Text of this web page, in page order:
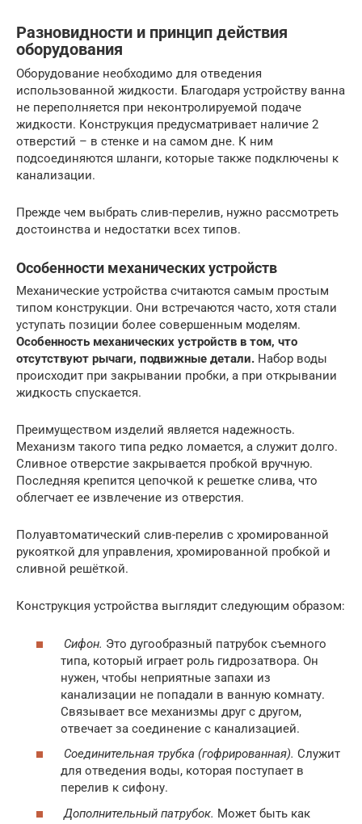
Разновидности и принцип действия
оборудования
Оборудование необходимо для отведения
использованной жидкости. Благодаря устройству ванна
не переполняется при неконтролируемой подаче
жидкости. Конструкция предусматривает наличие 2
отверстий – в стенке и на самом дне. К ним
подсоединяются шланги, которые также подключены к
канализации.
Прежде чем выбрать слив-перелив, нужно рассмотреть
достоинства и недостатки всех типов.
Особенности механических устройств
Механические устройства считаются самым простым
типом конструкции. Они встречаются часто, хотя стали
уступать позиции более совершенным моделям.
Особенность механических устройств в том, что
отсутствуют рычаги, подвижные детали. Набор воды
происходит при закрывании пробки, а при открывании
жидкость спускается.
Преимуществом изделий является надежность.
Механизм такого типа редко ломается, а служит долго.
Сливное отверстие закрывается пробкой вручную.
Последняя крепится цепочкой к решетке слива, что
облегчает ее извлечение из отверстия.
Полуавтоматический слив-перелив с хромированной
рукояткой для управления, хромированной пробкой и
сливной решёткой.
Конструкция устройства выглядит следующим образом:
Сифон. Это дугообразный патрубок съемного
типа, который играет роль гидрозатвора. Он
нужен, чтобы неприятные запахи из
канализации не попадали в ванную комнату.
Связывает все механизмы друг с другом,
отвечает за соединение с канализацией.
Соединительная трубка (гофрированная). Служит
для отведения воды, которая поступает в
перелив к сифону.
Дополнительный патрубок. Может быть как